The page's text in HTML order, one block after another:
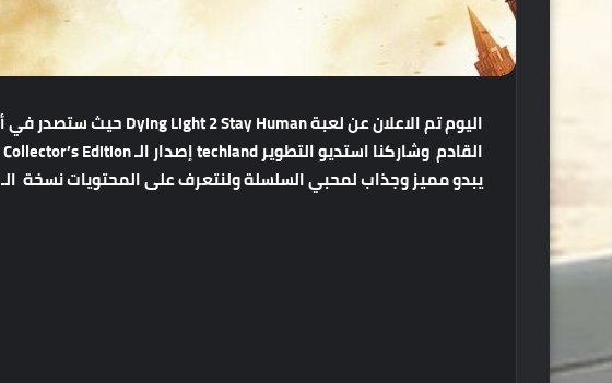
اليوم تم الاعلان عن لعبة
يبدو مميز وجذاب لمحبي السلسلة ولنتعرف على المحتويات نسخة الـ Collector’s Edition